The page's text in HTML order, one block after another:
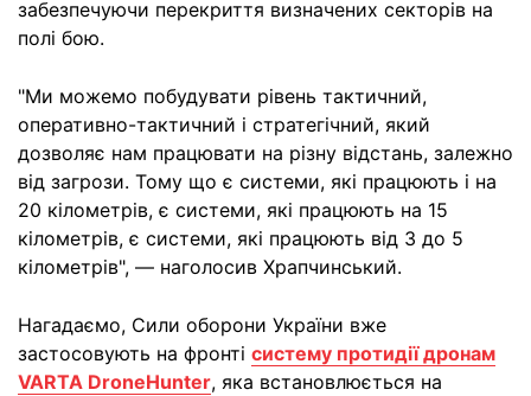
забезпечуючи перекриття визначених секторів на
полі бою.
"Ми можемо побудувати рівень тактичний,
оперативно-тактичний і стратегічний, який
дозволяє нам працювати на різну відстань, залежно
від загрози. Тому що є системи, які працюють і на
20 кілометрів, є системи, які працюють на 15
кілометрів, є системи, які працюють від 3 до 5
кілометрів", — наголосив Храпчинський.
Нагадаємо, Сили оборони України вже
застосовують на фронті систему протидії дронам
VARTA DroneHunter, яка встановлюється на